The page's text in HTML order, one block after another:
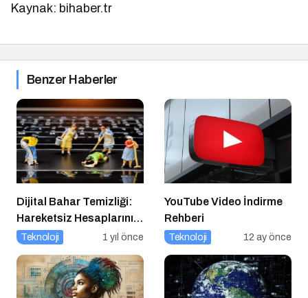
Kaynak: bihaber.tr
Benzer Haberler
Dijital Bahar Temizliği:
Hareketsiz Hesaplarınızı
Temizlemenin Zamanı
Teknoloji 1 yıl önce
YouTube Video İndirme
Rehberi
Teknoloji 12 ay önce